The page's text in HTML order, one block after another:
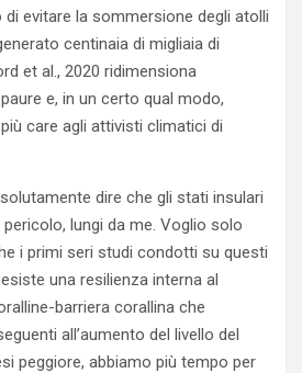
di evitare la sommersione degli atolli
centinaia di migliaia di
et al., 2020 ridimensiona
e, in un certo qual modo,
care agli attivisti climatici di
dire che gli stati insulari
lungi da me. Voglio solo
i primi seri studi condotti su questi
una resilienza interna al
barriera corallina che
all’aumento del livello del
peggiore, abbiamo più tempo per